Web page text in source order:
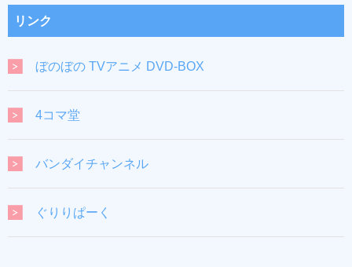
リンク
ぼのぼの TVアニメ DVD-BOX
4コマ堂
バンダイチャンネル
ぐりりぱーく